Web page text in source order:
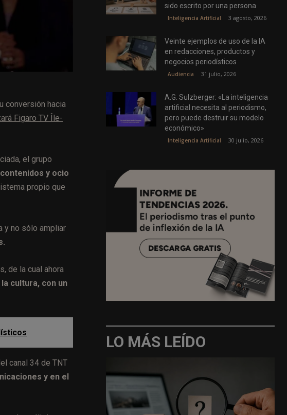
conversión hacia
Figaro TV Île-
el grupo
y ocio
propio que
y no sólo ampliar
de la cual ahora
cultura, con un
canal 34 de TNT
y en el
sido escrito por una persona
Inteligencia Artificial 3 agosto, 2026
Veinte ejemplos de uso de la IA
en redacciones, productos y
negocios periodísticos
Audiencia 31 julio, 2026
A.G. Sulzberger: «La inteligencia
artificial necesita al periodismo,
pero puede destruir su modelo
económico»
Inteligencia Artificial 30 julio, 2026
LO MÁS LEÍDO